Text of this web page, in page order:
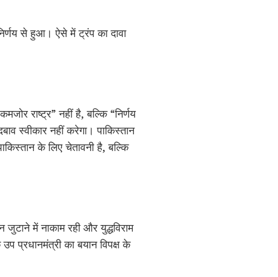
से हुआ। ऐसे में ट्रंप का दावा
राष्ट्र” नहीं है, बल्कि “निर्णय
स्वीकार नहीं करेगा। पाकिस्तान
के लिए चेतावनी है, बल्कि
में नाकाम रही और युद्धविराम
प्रधानमंत्री का बयान विपक्ष के